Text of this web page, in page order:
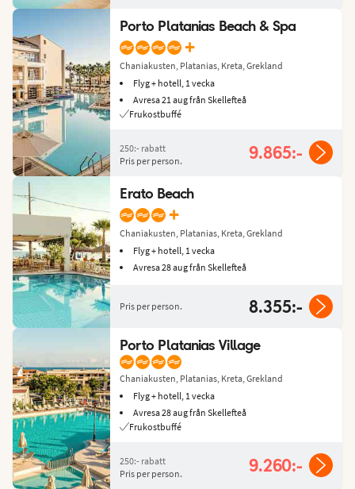
Porto Platanias Beach & Spa
+
Chaniakusten, Platanias, Kreta, Grekland
Flyg + hotell, 1 vecka
Avresa 21 aug från Skellefteå
Frukostbuffé
250:- rabatt
Pris per person.
9.865:-
Erato Beach
+
Chaniakusten, Platanias, Kreta, Grekland
Flyg + hotell, 1 vecka
Avresa 28 aug från Skellefteå
Pris per person. 8.355:-
Porto Platanias Village
Chaniakusten, Platanias, Kreta, Grekland
Flyg + hotell, 1 vecka
Avresa 28 aug från Skellefteå
Frukostbuffé
250:- rabatt
Pris per person.
9.260:-